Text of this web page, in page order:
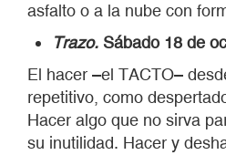
asfalto o a la nube con
Trazo. Sábado 18 de
El hacer –el TACTO–
repetitivo, como
Hacer algo que no sirva
su inutilidad. Hacer y